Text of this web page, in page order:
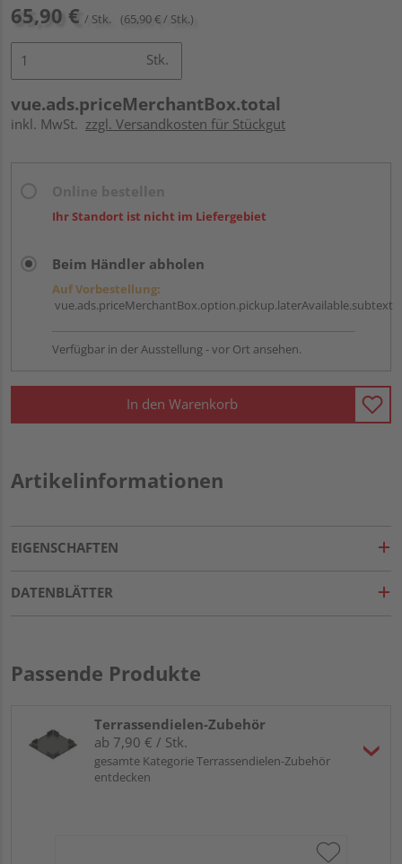
65,90 € / Stk. (65,90 € / Stk.)
Stk.
vue.ads.priceMerchantBox.total
inkl. MwSt. zzgl. Versandkosten für Stückgut
Ihr Standort ist nicht im Liefergebiet
Beim Händler abholen
Auf Vorbestellung:
vue.ads.priceMerchantBox.option.pickup.laterAvailable.subtext
Verfügbar in der Ausstellung - vor Ort ansehen.
In den Warenkorb
Artikelinformationen
EIGENSCHAFTEN
DATENBLÄTTER
Passende Produkte
Terrassendielen-Zubehör
ab 7,90 € / Stk.
gesamte Kategorie Terrassendielen-Zubehör
entdecken